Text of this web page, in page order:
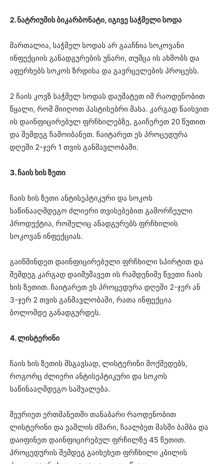
2. ნატრიუმის ბიკარბონატი, იგივე საჭმელი სოდა
მართალია, საჭმელ სოდას არ გააჩნია სოკოვანი
ინფექციის განადგურების უნარი, თუმცა ის ახშობს და
აფერხებს სოკოს ზრდისა და გავრცელების პროცესს.
2 ჩაის კოვზ საჭმელ სოდას დაუმატეთ იმ რაოდენობით
წყალი, რომ მიიღოთ პასტისებრი მასა. კარგად წაისვით
ის დაინფიცირებულ ფრჩხილებზე, გაიჩერეთ 20 წუთით
და შემდეგ ჩამოიბანეთ. ჩაიტარეთ ეს პროცედურა
დღეში 2-ჯერ 1 თვის განმავლობაში.
3. ჩაის ხის ზეთი
ჩაის ხის ზეთი ანტისეპტიკური და სოკოს
საწინააღმდეგო ძლიერი თვისებებით გამორჩეული
პროდუქტია, რომელიც ანადგურებს ფრჩხილის
სოკოვან ინფექციას.
გაიწმინდეთ დაინფიცირებული ფრჩხილი სპირტით და
შემდეგ კარგად დაიმუშავეთ ის რამდენიმე წვეთი ჩაის
ხის ზეთით. ჩაიტარეთ ეს პროცედურა დღეში 2-ჯერ ან
3-ჯერ 2 თვის განმავლობაში, რათა ინფექცია
ბოლომდე განადგურდეს.
4. ლისტერინი
ჩაის ხის ზეთის მსგავსად, ლისტერინი მოქმედებს,
როგორც ძლიერი ანტისეპტიკური და სოკოს
საწინააღმდეგო საშუალება.
შეურიეთ ერთმანეთში თანაბარი რაოდენობით
ლისტერინი და ვაშლის ძმარი, ჩაალბეთ მასში ბამბა და
დაიფინეთ დაინფიცირებულ ფრჩილზე 45 წუთით.
პროცედურის შემდეგ გაიხეხეთ ფრჩხილი კბილის